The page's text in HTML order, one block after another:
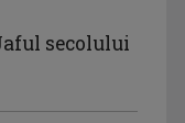
secolului